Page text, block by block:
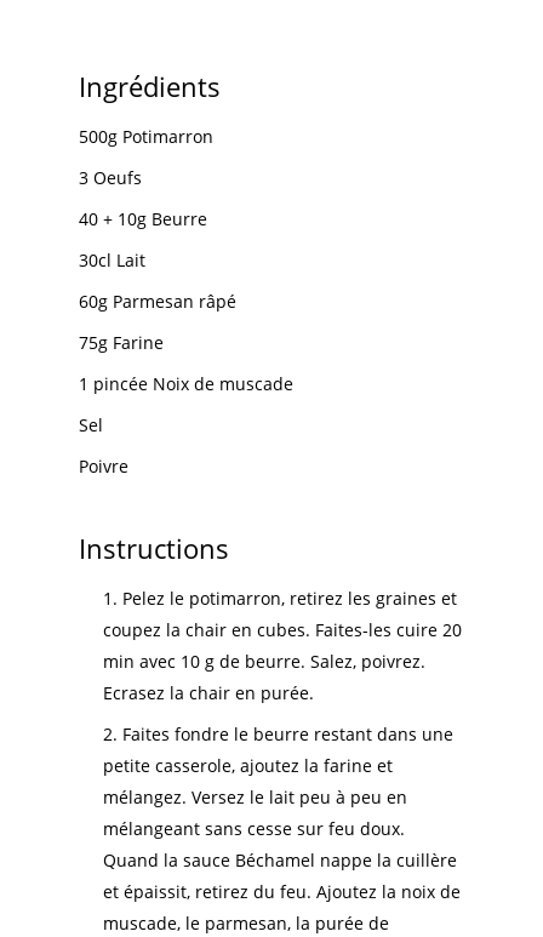
Ingrédients
500g Potimarron
3 Oeufs
40 + 10g Beurre
30cl Lait
60g Parmesan râpé
75g Farine
1 pincée Noix de muscade
Sel
Poivre
Instructions
Pelez le potimarron, retirez les graines et
coupez la chair en cubes. Faites-les cuire 20
min avec 10 g de beurre. Salez, poivrez.
Ecrasez la chair en purée.
Faites fondre le beurre restant dans une
petite casserole, ajoutez la farine et
mélangez. Versez le lait peu à peu en
mélangeant sans cesse sur feu doux.
Quand la sauce Béchamel nappe la cuillère
et épaissit, retirez du feu. Ajoutez la noix de
muscade, le parmesan, la purée de